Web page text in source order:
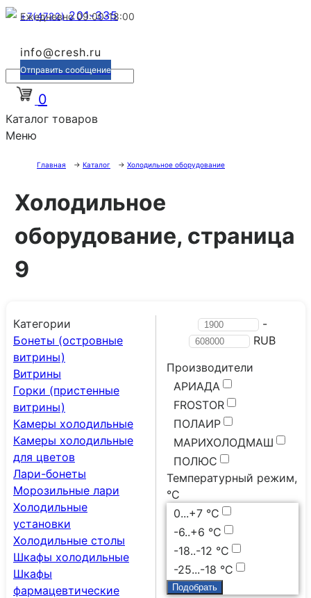
+7(4722)201-335
Ежедневно 09:00-18:00
info@cresh.ru
Отправить сообщение
0
Каталог товаров
Меню
Главная → Каталог → Холодильное оборудование
Холодильное
оборудование, страница
9
Категории
Бонеты (островные
витрины)
Витрины
Горки (пристенные
витрины)
Камеры холодильные
Камеры холодильные
для цветов
Лари-бонеты
Морозильные лари
Холодильные
установки
Холодильные столы
Шкафы холодильные
Шкафы
фармацевтические
-
RUB
Производители
АРИАДА
FROSTOR
ПОЛАИР
МАРИХОЛОДМАШ
ПОЛЮС
Температурный режим,
°C
0...+7 °С
-6..+6 °С
-18..-12 °С
-25...-18 °C